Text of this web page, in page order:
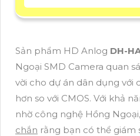
Sản phẩm HD Anlog DH-
Ngoại SMD Camera quan
vời cho dự án dân dụng với
hơn so với CMOS. Với khả
nhờ công nghệ Hồng
chắn rằng bạn có thể giám